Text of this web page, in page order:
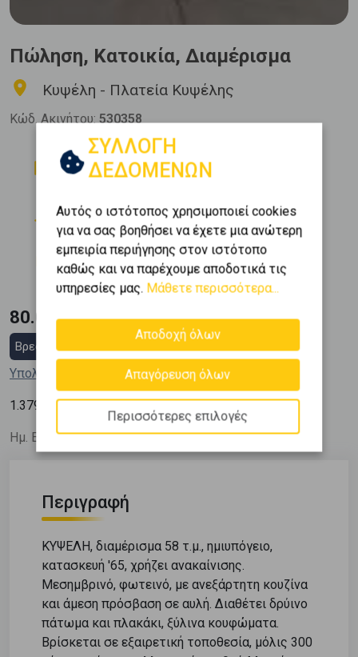
Πώληση, Κατοικία, Διαμέρισμα
Κυψέλη - Πλατεία Κυψέλης
Κώδ. Ακινήτου:530358
Δωμάτια
1
Μπάνια
1
Όροφος
0 (Ημιυπόγειο)
Εμβαδόν
58 m
Κατασκευή
1965
80.000 €
Βρες στεγαστικό δάνειο
Υπολόγισε τη δόση μου
1.379 € / m2
Ημ. Ενημέρωσης: 22/07/26
Περιγραφή
ΚΥΨΕΛΗ, διαμέρισμα 58 τ.μ., ημιυπόγειο,
κατασκευή '65, χρήζει ανακαίνισης.
Μεσημβρινό, φωτεινό, με ανεξάρτητη κουζίνα
και άμεση πρόσβαση σε αυλή. Διαθέτει δρύινο
πάτωμα και πλακάκι, ξύλινα κουφώματα.
Βρίσκεται σε εξαιρετική τοποθεσία, μόλις 300
ΣΥΛΛΟΓΗ
ΔΕΔΟΜΕΝΩΝ
Αυτός ο ιστότοπος χρησιμοποιεί cookies
για να σας βοηθήσει να έχετε μια ανώτερη
εμπειρία περιήγησης στον ιστότοπο
καθώς και να παρέχουμε αποδοτικά τις
υπηρεσίες μας. Μάθετε περισσότερα...
Αποδοχή όλων
Απαγόρευση όλων
Περισσότερες επιλογές